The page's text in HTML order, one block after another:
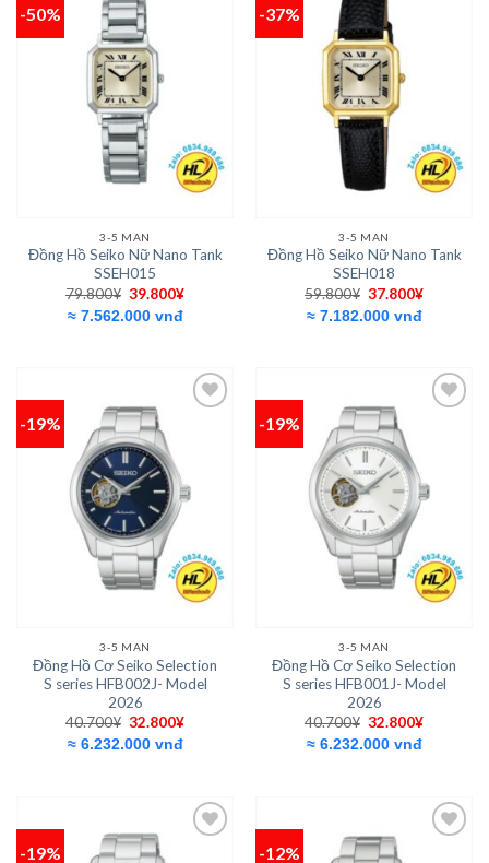
-50%
3-5 MAN
Đồng Hồ Seiko Nữ Nano Tank
SSEH015
79.800¥ Giá
gốc
là:
39.800¥Giá
≈ 7.562.000 vnđ
-37%
3-5 MAN
Đồng Hồ Seiko Nữ Nano Tank
SSEH018
59.800¥ Giá
gốc
là:
37.800¥Giá
≈ 7.182.000 vnđ
-19%
wishlist
3-5 MAN
Đồng Hồ Cơ Seiko Selection
S series HFB002J- Model
2026
40.700¥ Giá
gốc
là:
32.800¥Giá
≈ 6.232.000 vnđ
-19%
wishlist
3-5 MAN
Đồng Hồ Cơ Seiko Selection
S series HFB001J- Model
2026
40.700¥ Giá
gốc
là:
32.800¥Giá
≈ 6.232.000 vnđ
-19% -12%